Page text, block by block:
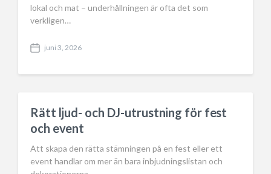
lokal och mat – underhållningen är ofta det som
verkligen…
P
s
a
t
e
juni 3, 2026
Rätt ljud- och DJ-utrustning för fest
och event
Att skapa den rätta stämningen på en fest eller ett
event handlar om mer än bara inbjudningslistan och